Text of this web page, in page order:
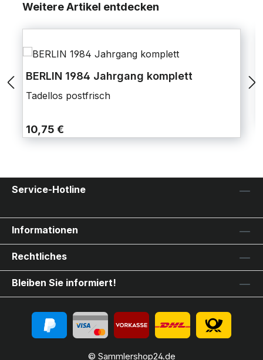
Weitere Artikel entdecken
BERLIN 1984 Jahrgang komplett
Tadellos postfrisch
10,75 €
Service-Hotline
Informationen
Rechtliches
Bleiben Sie informiert!
© Sammlershop24.de